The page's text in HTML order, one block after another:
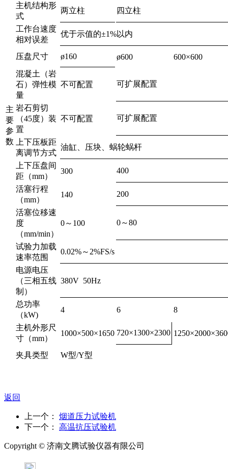
主
要
参
数
主机结构形
式
两立柱 四立柱
工作台速度
相对误差
优于示值的±1%以内
压盘尺寸 ø160 ø600
600×600
混凝土（岩
石）弹性模
量
不可配置 可扩展配置
岩石剪切
（45度）装
置
不可配置 可扩展配置
上下压板距
离调节方式
油缸、压块、蜗轮蜗杆
上下压盘间
距（mm）
300 400
活塞行程
（mm）
140 200
活塞位移速
度
（mm/min）
0～100 0～80
试验力加载
速率范围
0.02%～2%FS/s
电源电压
（三相五线
制）
380V 50Hz
总功率
（kW)
4 6 8
主机外形尺
寸（mm）
1000×500×1650 720×1300×2300
夹具类型 W型/Y型
返回
上一个： 烟道压力试验机
下一个： 高温抗压试验机
Copyright © 济南文腾试验仪器有限公司